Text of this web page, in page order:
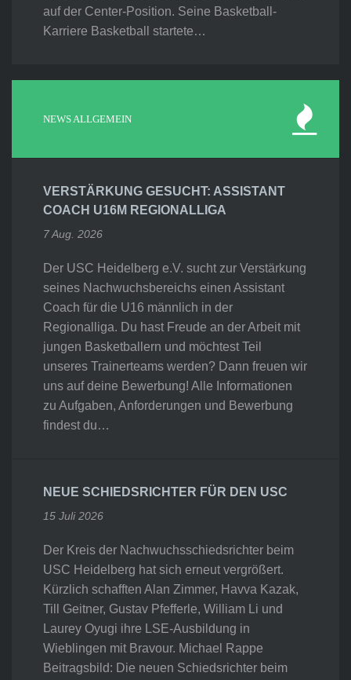
auf der Center-Position. Seine Basketball-
Karriere Basketball startete…
NEWS ALLGEMEIN
VERSTÄRKUNG GESUCHT: ASSISTANT
COACH U16M REGIONALLIGA
7 Aug. 2026
Der USC Heidelberg e.V. sucht zur Verstärkung
seines Nachwuchsbereichs einen Assistant
Coach für die U16 männlich in der
Regionalliga. Du hast Freude an der Arbeit mit
jungen Basketballern und möchtest Teil
unseres Trainerteams werden? Dann freuen wir
uns auf deine Bewerbung! Alle Informationen
zu Aufgaben, Anforderungen und Bewerbung
findest du…
NEUE SCHIEDSRICHTER FÜR DEN USC
15 Juli 2026
Der Kreis der Nachwuchsschiedsrichter beim
USC Heidelberg hat sich erneut vergrößert.
Kürzlich schafften Alan Zimmer, Havva Kazak,
Till Geitner, Gustav Pfefferle, William Li und
Laurey Oyugi ihre LSE-Ausbildung in
Wieblingen mit Bravour. Michael Rappe
Beitragsbild: Die neuen Schiedsrichter beim